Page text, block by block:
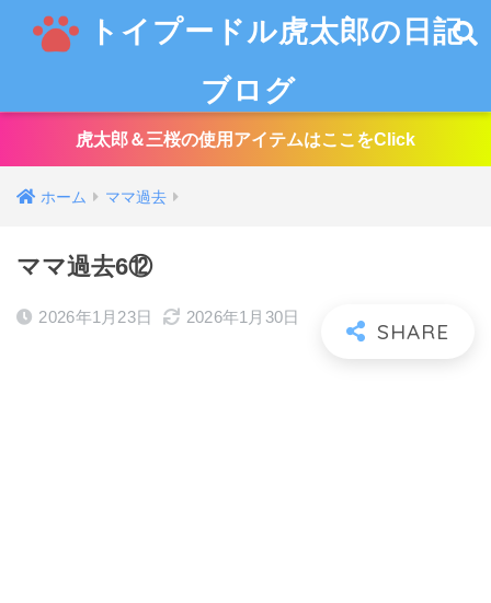
トイプードル虎太郎の日記
ブログ
虎太郎＆三桜の使用アイテムはここをClick
ホーム ママ過去
ママ過去6⑫
2026年1月23日 2026年1月30日